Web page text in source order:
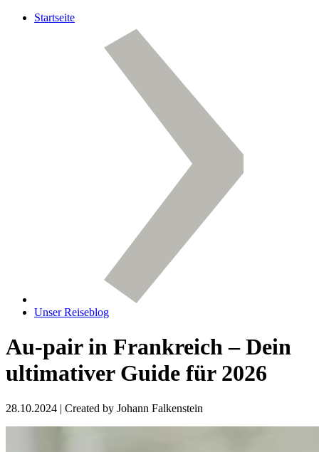
Startseite
Unser Reiseblog
Au-pair in Frankreich – Dein
ultimativer Guide für 2026
28.10.2024 | Created by Johann Falkenstein